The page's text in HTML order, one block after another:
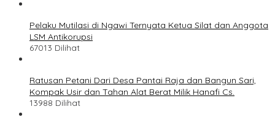
Pelaku Mutilasi di Ngawi Ternyata Ketua Silat dan Anggota
LSM Antikorupsi
67013 Dilihat
Ratusan Petani Dari Desa Pantai Raja dan Bangun Sari,
Kompak Usir dan Tahan Alat Berat Milik Hanafi Cs.
13988 Dilihat